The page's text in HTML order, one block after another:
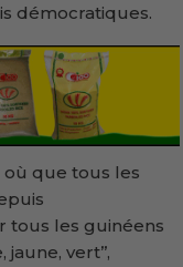
démocratiques.
où que tous les
tous les guinéens
vert’’,